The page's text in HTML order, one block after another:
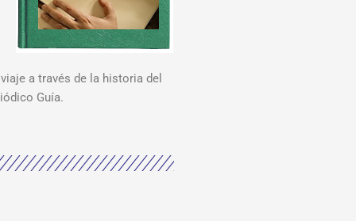
a través de la historia del
Guía.